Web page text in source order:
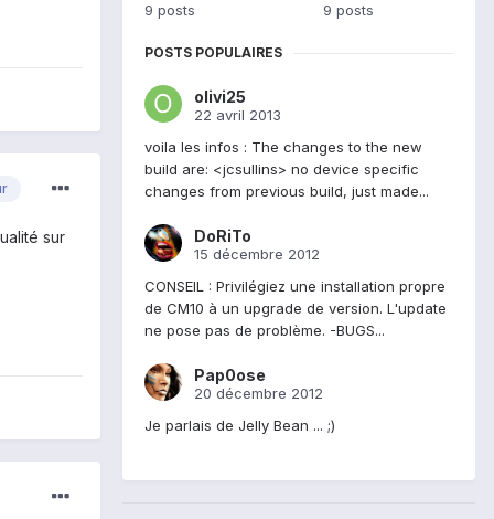
sur
9 posts
9 posts
POSTS POPULAIRES
olivi25
22 avril 2013
voila les infos : The changes to the new
build are: <jcsullins> no device specific
changes from previous build, just made...
DoRiTo
15 décembre 2012
CONSEIL : Privilégiez une installation propre
de CM10 à un upgrade de version. L'update
ne pose pas de problème. -BUGS...
Pap0ose
20 décembre 2012
Je parlais de Jelly Bean ... ;)